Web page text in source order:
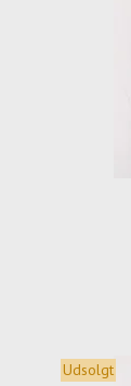
Udsolgt